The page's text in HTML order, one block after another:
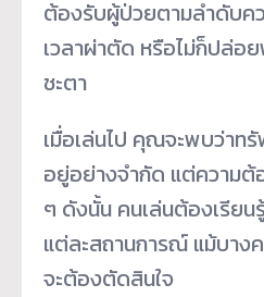
ต้องรับผู้ป่วยตามลำดับค
เวลาผ่าตัด หรือไม่ก็ปล่อ
ชะตา
เมื่อเล่นไป คุณจะพบว่าท
อยู่อย่างจำกัด แต่ความต้
ๆ ดังนั้น คนเล่นต้องเรีย
แต่ละสถานการณ์ แม้บาง
จะต้องตัดสินใจ